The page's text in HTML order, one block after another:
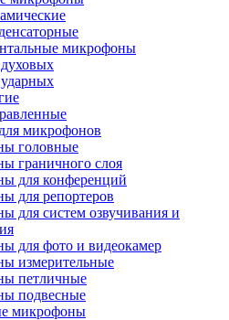
микрофоны
микрофонов
головные
граничного слоя
для конференций
для репортеров
для систем озвучивания и
для фото и видеокамер
измерительные
петличные
подвесные
микрофоны